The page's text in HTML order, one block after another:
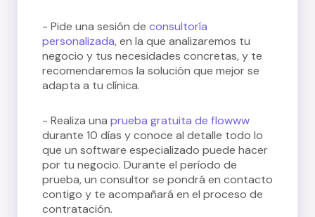
- Pide una sesión de consultoría
personalizada, en la que analizaremos tu
negocio y tus necesidades concretas, y te
recomendaremos la solución que mejor se
adapta a tu clínica.
- Realiza una prueba gratuita de flowww
durante 10 días y conoce al detalle todo lo
que un software especializado puede hacer
por tu negocio. Durante el período de
prueba, un consultor se pondrá en contacto
contigo y te acompañará en el proceso de
contratación.